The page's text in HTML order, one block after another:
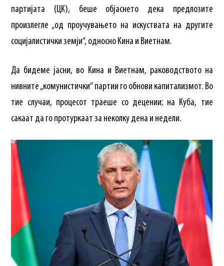
партијата (ЦК), беше објаснето дека предлозите
произлегле „од проучувањето на искуствата на другите
социјалистички земји“, односно Кина и Виетнам.
Да бидеме јасни, во Кина и Виетнам, раководството на
нивните „комунистички“ партии го обнови капитализмот. Во
тие случаи, процесот траеше со децении; на Куба, тие
сакаат да го протуркаат за неколку дена и недели.